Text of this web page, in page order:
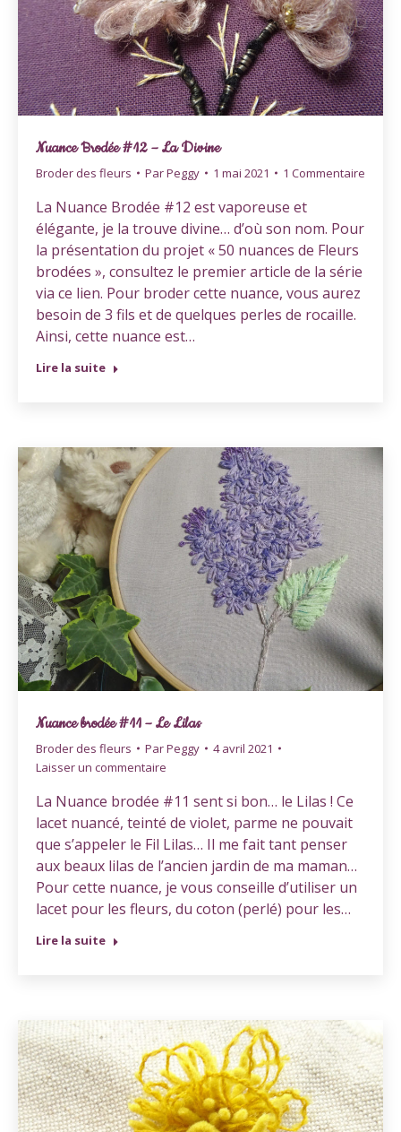
Nuance Brodée #12 – La Divine
Broder des fleurs ParPeggy 1 mai 2021 1 Commentaire
La Nuance Brodée #12 est vaporeuse et
élégante, je la trouve divine… d’où son nom. Pour
la présentation du projet « 50 nuances de Fleurs
brodées », consultez le premier article de la série
via ce lien. Pour broder cette nuance, vous aurez
besoin de 3 fils et de quelques perles de rocaille.
Ainsi, cette nuance est…
Lire la suite
Nuance brodée #11 – Le Lilas
Broder des fleurs ParPeggy
4 avril 2021
Laisser un commentaire
La Nuance brodée #11 sent si bon… le Lilas ! Ce
lacet nuancé, teinté de violet, parme ne pouvait
que s’appeler le Fil Lilas… Il me fait tant penser
aux beaux lilas de l’ancien jardin de ma maman…
Pour cette nuance, je vous conseille d’utiliser un
lacet pour les fleurs, du coton (perlé) pour les…
Lire la suite